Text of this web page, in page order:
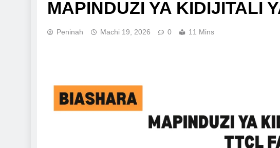
MAPINDUZI YA KIDIJITALI
Peninah Machi 19, 2026 0 11 Mins